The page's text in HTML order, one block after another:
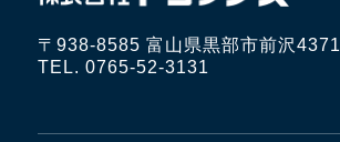
〒938-8585 富山県黒部市前沢4371
TEL. 0765-52-3131